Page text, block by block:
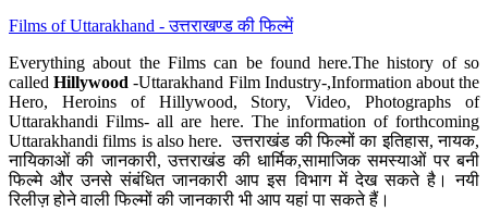
Films of Uttarakhand - उत्तराखण्ड की फिल्में
Everything about the Films can be found here.The history of so
calledHillywood-Uttarakhand Film Industry-,Information about the
Hero, Heroins of Hillywood, Story, Video, Photographs of
Uttarakhandi Films- all are here. The information of forthcoming
Uttarakhandi films is also here. उत्तराखंड की फिल्मों का इतिहास, नायक,
नायिकाओं की जानकारी, उत्तराखंड की धार्मिक,सामाजिक समस्याओं पर बनी
फिल्मे और उनसे संबंधित जानकारी आप इस विभाग में देख सकते है। नयी
रिलीज़ होने वाली फिल्मों की जानकारी भी आप यहां पा सकते हैं।